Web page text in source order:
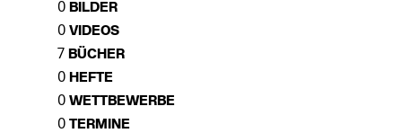
0 BILDER
0 VIDEOS
7 BÜCHER
0 HEFTE
0 WETTBEWERBE
0 TERMINE